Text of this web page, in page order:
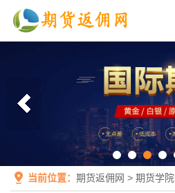
当前位置： 期货返佣网 > 期货学院